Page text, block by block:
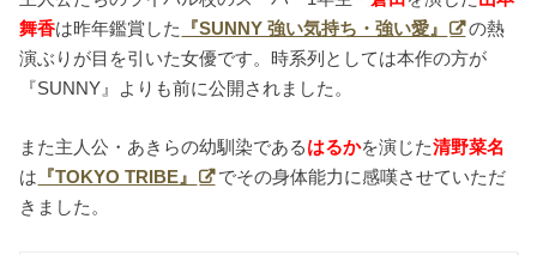
舞香は昨年鑑賞した 『SUNNY 強い気持ち・強い愛』
の熱
演ぶりが目を引いた女優です。時系列としては本作の方が
『SUNNY』よりも前に公開されました。
また主人公・あきらの幼馴染であるはるかを演じた清野菜名
は 『TOKYO TRIBE』
でその身体能力に感嘆させていただ
きました。